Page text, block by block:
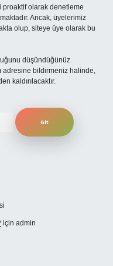
olarak denetleme
Ancak, üyelerimiz
olup, siteye üye olarak bu
düşündüğünüz
adresine bildirmeniz halinde,
kaldırılacaktır.
için admin